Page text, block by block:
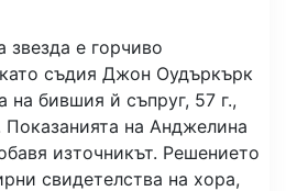
звезда е горчиво
съдия Джон Оудъркърк
на бившия й съпруг, 57 г.,
на Анджелина
източникът. Решението
свидетелства на хора,